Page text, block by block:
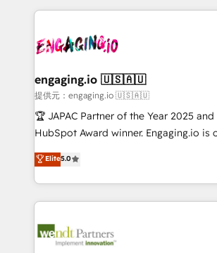
ops at mid-market companies ready to
beyond spreadsheets into unified
drive real business results.
experience with CRM, Marketing,
Own back-end developers - Complex
View, SuperOffice) - Custom
Business Central, Navision, AX, SAP, Exact,
focus on growing B2B companies in the
such as manufacturing, SaaS, business
partner, we know how important user
That's why we have developed a step-
technology and people with each other.
strive for optimal customer processes
engaging.io 🇺🇸🇦🇺
提供元：engaging.io 🇺🇸🇦🇺
🏆 JAPAC Partner of the Year 2025
HubSpot Award winner. Engaging.io is one of
HubSpot’s most experienced Agency
globally, delivering complex HubSpot
implementations for 16+ years. With
completed across APAC and North
migrations, custom integrations, data
Elite5.0